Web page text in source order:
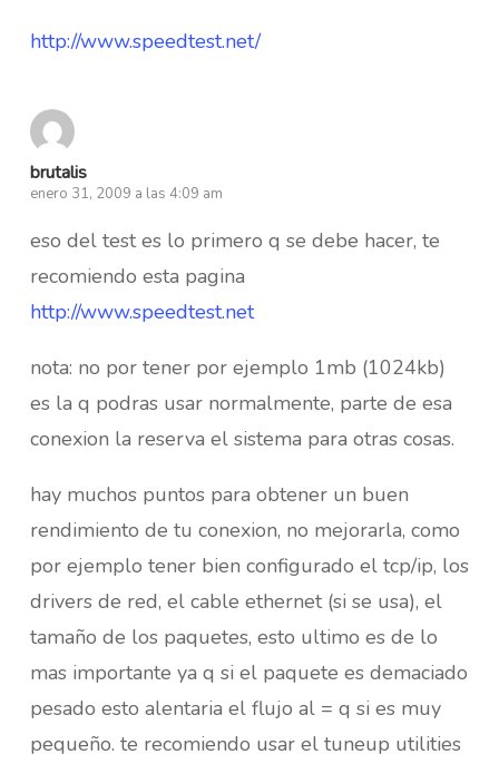
http://www.speedtest.net/
brutalis
enero 31, 2009 a las 4:09 am
eso del test es lo primero q se debe hacer, te
recomiendo esta pagina
http://www.speedtest.net
nota: no por tener por ejemplo 1mb (1024kb)
es la q podras usar normalmente, parte de esa
conexion la reserva el sistema para otras cosas.
hay muchos puntos para obtener un buen
rendimiento de tu conexion, no mejorarla, como
por ejemplo tener bien configurado el tcp/ip, los
drivers de red, el cable ethernet (si se usa), el
tamaño de los paquetes, esto ultimo es de lo
mas importante ya q si el paquete es demaciado
pesado esto alentaria el flujo al = q si es muy
pequeño. te recomiendo usar el tuneup utilities